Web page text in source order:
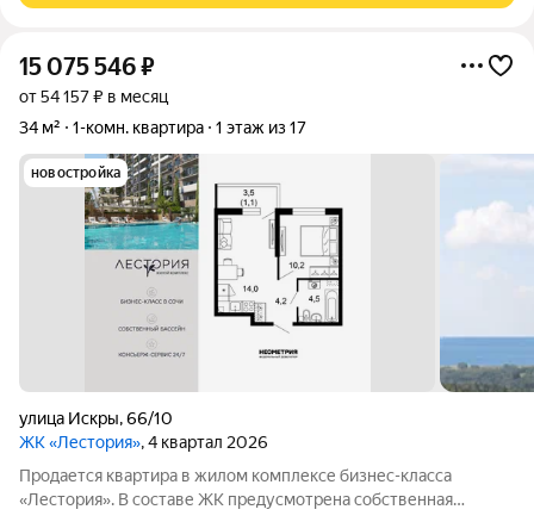
15 075 546₽
от 54 157 ₽ в месяц
34 м²
1-комн. квартира 1 этаж из 17
новостройка
улица Искры,66/10
ЖК «Лестория», 4 квартал 2026
Продается квартира в жилом комплексе бизнес-класса
«Лестория». В составе ЖК предусмотрена собственная